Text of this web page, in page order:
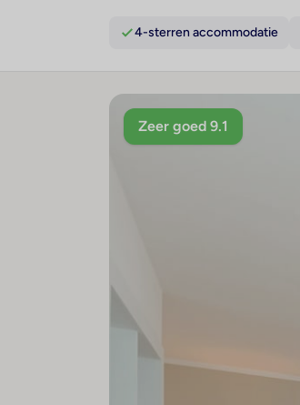
4-sterren accommodatie
Zeer goed 9.1